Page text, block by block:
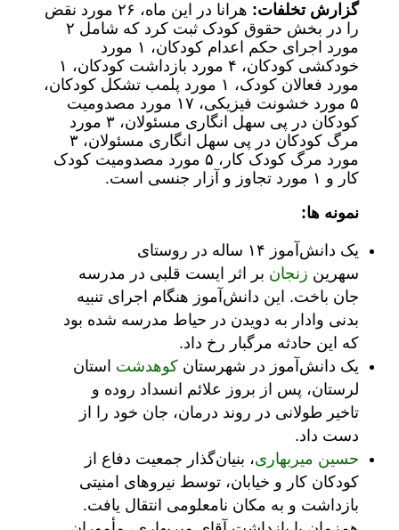
گزارش تخلفات:
هرانا در این ماه، ۲۶ مورد نقض
را در بخش حقوق کودک ثبت کرد که شامل ۲
مورد اجرای حکم اعدام کودکان، ۱ مورد
خودکشی کودکان، ۴ مورد بازداشت کودکان، ۱
مورد فعالان کودک، ۱ مورد پلمب تشکل کودکان،
۵ مورد خشونت فیزیکی، ۱۷ مورد مصدومیت
کودکان در پی سهل انگاری مسئولان، ۳ مورد
مرگ کودکان در پی سهل انگاری مسئولان، ۳
مورد مرگ کودک کار، ۵ مورد مصدومیت کودک
کار و ۱ مورد تجاوز و آزار جنسی است.
نمونه ها:
یک دانش‌آموز ۱۴ ساله در روستای
سهرین زنجان بر اثر ایست قلبی در مدرسه
جان باخت. این دانش‌آموز هنگام اجرای تنبیه
بدنی وادار به دویدن در حیاط مدرسه شده بود
که این حادثه مرگبار رخ داد.
یک دانش‌آموز در شهرستان کوهدشت استان
لرستان، پس از بروز علائم انسداد روده و
تاخیر طولانی در روند درمان، جان خود را از
دست داد.
حسین میربهاری، بنیان‌گذار جمعیت دفاع از
کودکان کار و خیابان، توسط نیروهای امنیتی
بازداشت و به مکان نامعلومی انتقال یافت.